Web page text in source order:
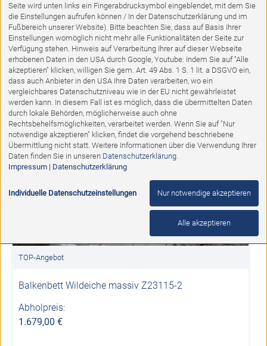
1 2 6 VORWÄRTS
TOP-Angebot
Balkenbett Wildeiche massiv Z23115-2
Abholpreis:
1.679,00 €
Seite wird unten links ein Fingerabdrucksymbol eingeblendet, mit dem Sie
die Einstellungen aufrufen können / In der Datenschutzerklärung und im
Fußbereich unserer Website). Bitte beachten Sie, dass auf Basis Ihrer
Einstellungen womöglich nicht mehr alle Funktionalitäten der Seite zur
Verfügung stehen. Hinweis auf Verarbeitung Ihrer auf dieser Webseite
erhobenen Daten in den USA durch Google, Youtube: Indem Sie auf "Alle
akzeptieren" klicken, willigen Sie gem. Art. 49 Abs. 1 S. 1 lit. a DSGVO ein,
dass auch Anbieter in den USA Ihre Daten verarbeiten, wo ein
vergleichbares Datenschutzniveau wie in der EU nicht gewährleistet
werden kann. In diesem Fall ist es möglich, dass die übermittelten Daten
durch lokale Behörden, möglicherweise auch ohne
Rechtsbehelfsmöglichkeiten, verarbeitet werden. Wenn Sie auf "Nur
notwendige akzeptieren" klicken, findet die vorgehend beschriebene
Übermittlung nicht statt. Weitere Informationen über die Verwendung Ihrer
Daten finden Sie in unseren Datenschutzerklärung.
Impressum| Datenschutzerklärung
Individuelle Datenschutzeinstellungen Nur notwendige akzeptieren
Alle akzeptieren